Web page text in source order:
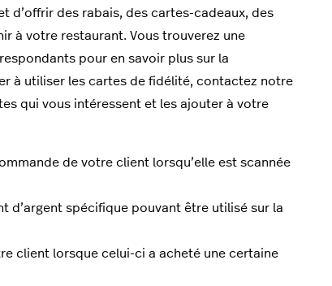
d’offrir des rabais, des cartes-cadeaux, des
à votre restaurant. Vous trouverez une
pour en savoir plus sur la
à utiliser les cartes de fidélité, contactez notre
qui vous intéressent et les ajouter à votre
de votre client lorsqu’elle est scannée
d’argent spécifique pouvant être utilisé sur la
client lorsque celui-ci a acheté une certaine